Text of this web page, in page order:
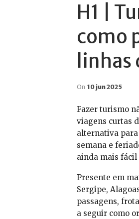
H1 |
como
linhas
On 10 jun 2025
Fazer turismo
viagens curtas
alternativa
semana e
ainda mais
Presente em
Sergipe,
passagens,
a seguir como